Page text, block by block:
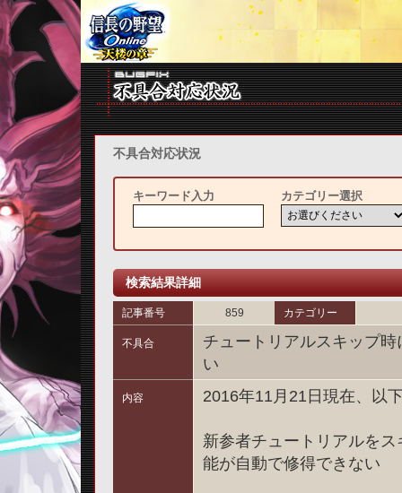
不具合対応状況
キーワード入力 カテゴリー選択
検索結果詳細
記事番号 859 カテゴリー
不具合
チュートリアルスキップ
い
内容 2016年11月21日現在、以
新参者チュートリアルを
能が自動で修得できない